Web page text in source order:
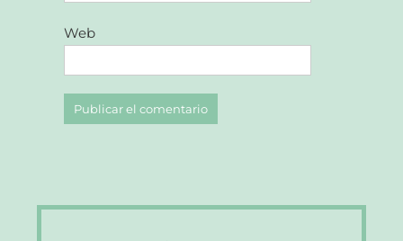
Web